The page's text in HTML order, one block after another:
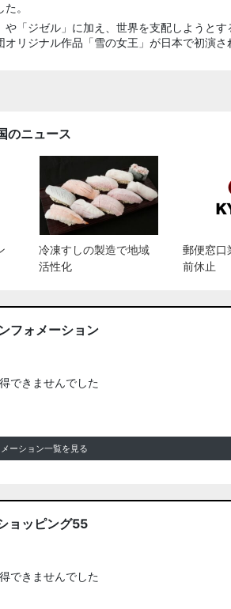
。
「ジゼル」に加え、世界を支配しようとす
リジナル作品「雪の女王」が日本で初演さ
のニュース
冷凍すしの製造で地域
活性化
郵便窓口
前休止
フォメーション
できませんでした
ーション一覧を見る
ョッピング55
できませんでした